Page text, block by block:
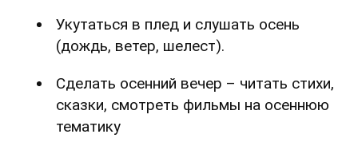
Укутаться в плед и слушать осень
(дождь, ветер, шелест).
Сделать осенний вечер – читать стихи,
сказки, смотреть фильмы на осеннюю
тематику